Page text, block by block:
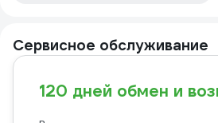
Сервисное обслуживание
120 дней обмен и